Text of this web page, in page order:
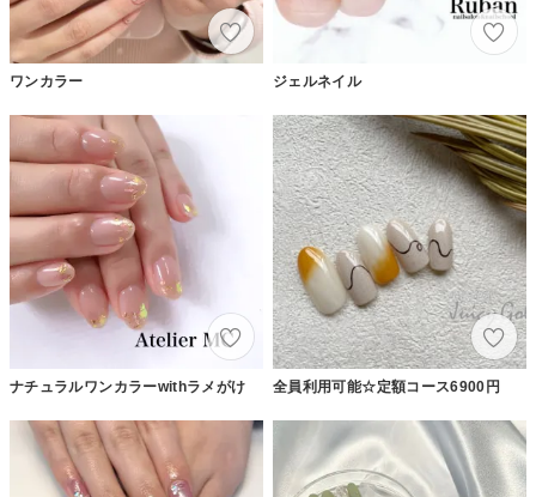
ワンカラー ジェルネイル
ナチュラルワンカラーwithラメがけ 全員利用可能☆定額コース6900円